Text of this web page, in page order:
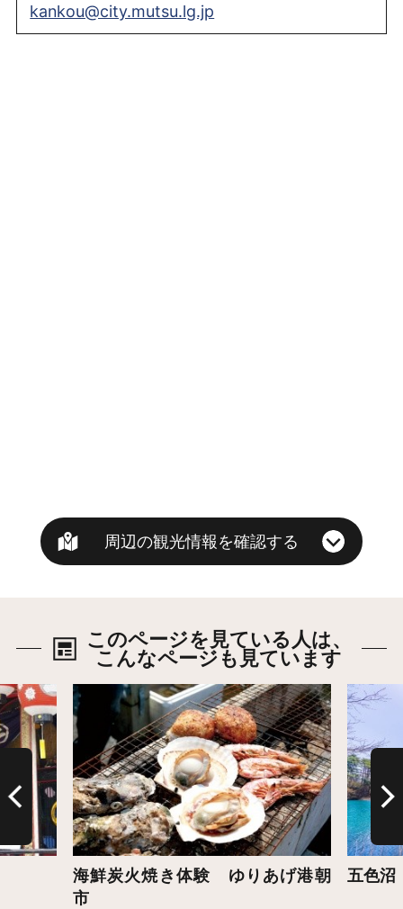
kankou@city.mutsu.lg.jp
周辺の観光情報を確認する
このページを見ている人は、
こんなページも見ています
海鮮炭火焼き体験 ゆりあげ港朝
市
詳細はこちら
五色沼
詳細は